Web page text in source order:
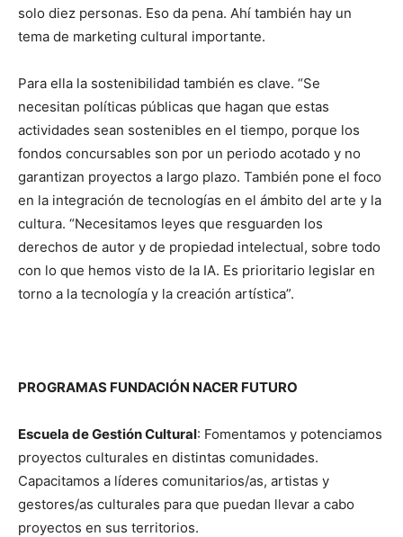
solo diez personas. Eso da pena. Ahí también hay un
tema de marketing cultural importante.
Para ella la sostenibilidad también es clave. “Se
necesitan políticas públicas que hagan que estas
actividades sean sostenibles en el tiempo, porque los
fondos concursables son por un periodo acotado y no
garantizan proyectos a largo plazo. También pone el foco
en la integración de tecnologías en el ámbito del arte y la
cultura. “Necesitamos leyes que resguarden los
derechos de autor y de propiedad intelectual, sobre todo
con lo que hemos visto de la IA. Es prioritario legislar en
torno a la tecnología y la creación artística”.
PROGRAMAS FUNDACIÓN NACER FUTURO
Escuela de Gestión Cultural: Fomentamos y potenciamos
proyectos culturales en distintas comunidades.
Capacitamos a líderes comunitarios/as, artistas y
gestores/as culturales para que puedan llevar a cabo
proyectos en sus territorios.